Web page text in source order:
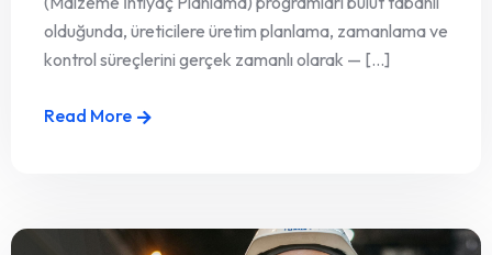
olduğunda, üreticilere üretim planlama, zamanlama ve
kontrol süreçlerini gerçek zamanlı olarak — [...]
Read More